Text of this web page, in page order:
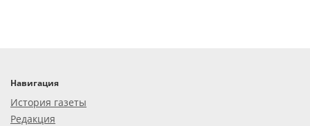
Навигация
История газеты
Редакция